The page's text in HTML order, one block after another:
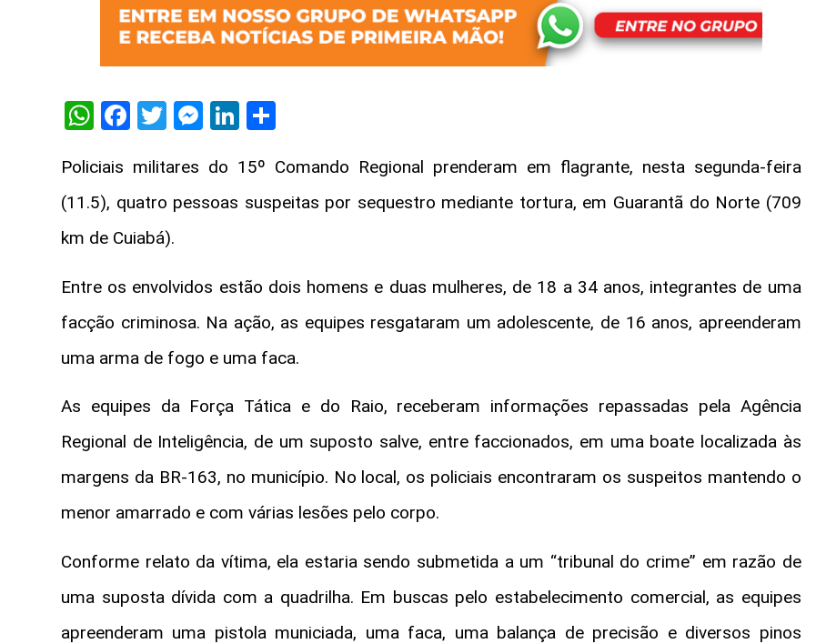
WhatsApp
Facebook
TwitterMessenger
LinkedIn
Policiais militares do 15º Comando Regional prenderam em flagrante, nesta segunda-feira
(11.5), quatro pessoas suspeitas por sequestro mediante tortura, em Guarantã do Norte (709
km de Cuiabá).
Entre os envolvidos estão dois homens e duas mulheres, de 18 a 34 anos, integrantes de uma
facção criminosa. Na ação, as equipes resgataram um adolescente, de 16 anos, apreenderam
uma arma de fogo e uma faca.
As equipes da Força Tática e do Raio, receberam informações repassadas pela Agência
Regional de Inteligência, de um suposto salve, entre faccionados, em uma boate localizada às
margens da BR-163, no município. No local, os policiais encontraram os suspeitos mantendo o
menor amarrado e com várias lesões pelo corpo.
Conforme relato da vítima, ela estaria sendo submetida a um “tribunal do crime” em razão de
uma suposta dívida com a quadrilha. Em buscas pelo estabelecimento comercial, as equipes
apreenderam uma pistola municiada, uma faca, uma balança de precisão e diversos pinos